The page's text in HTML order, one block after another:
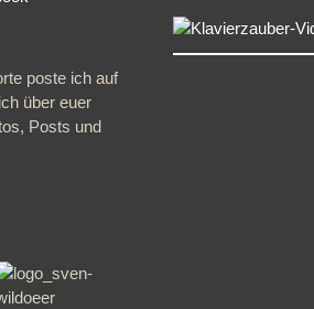
poste ich auf
über euer
Posts und